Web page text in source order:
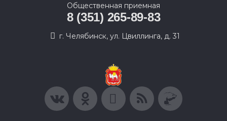
Общественная приемная
8 (351) 265-89-83
г. Челябинск, ул. Цвиллинга, д. 31